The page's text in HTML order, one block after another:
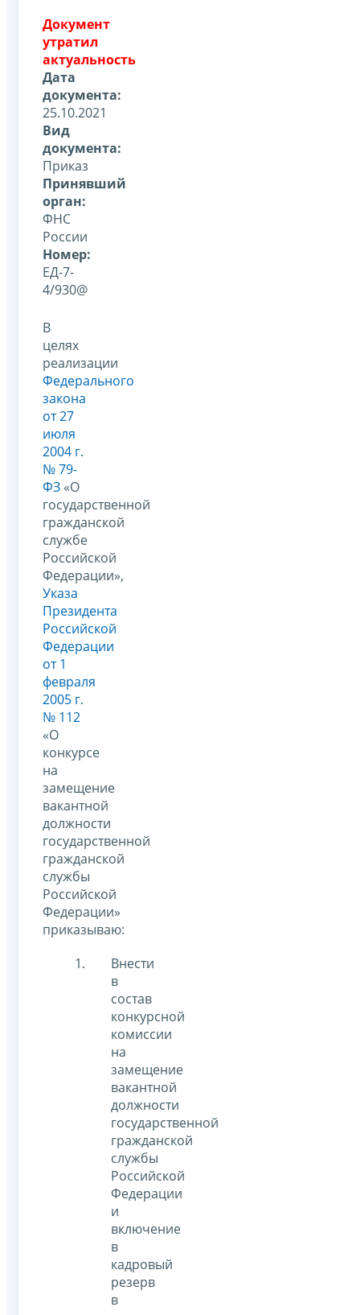
Документ
утратил
актуальность
Дата
документа:
25.10.2021
Вид
документа:
Приказ
Принявший
орган:
ФНС
России
Номер:
ЕД-7-
4/930@
В
целях
реализации
Федерального
закона
от 27
июля
2004 г.
№ 79-
ФЗ «О
государственной
гражданской
службе
Российской
Федерации»,
Указа
Президента
Российской
Федерации
от 1
февраля
2005 г.
№ 112
«О
конкурсе
на
замещение
вакантной
должности
государственной
гражданской
службы
Российской
Федерации»
приказываю:
Внести
в
состав
конкурсной
комиссии
на
замещение
вакантной
должности
государственной
гражданской
службы
Российской
Федерации
и
включение
в
кадровый
резерв
в